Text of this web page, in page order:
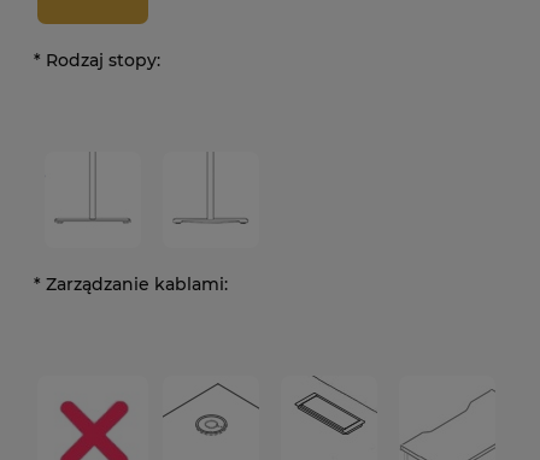
* Rodzaj stopy:
* Zarządzanie kablami: